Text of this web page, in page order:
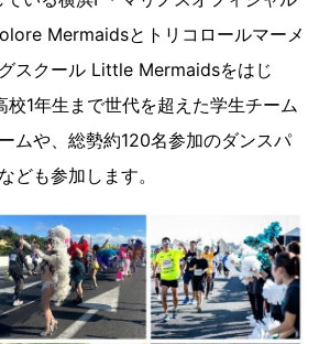
Mermaidsとトリコロールマーメ
スクール Little Mermaidsをはじ
1年生まで世代を超えた学生チーム
ムや、総勢約120名参加のダンスパ
ども参加します。